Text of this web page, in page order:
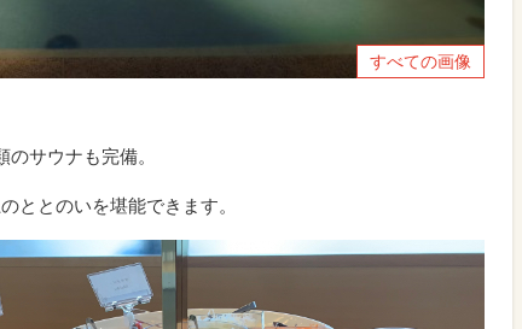
すべての画像
サウナも完備。
ととのいを堪能できます。